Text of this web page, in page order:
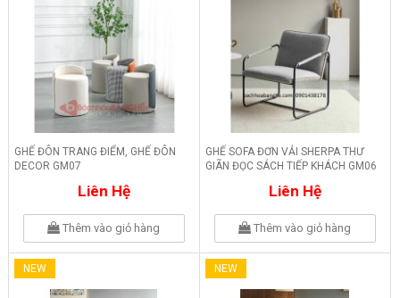
GHẾ ĐÔN TRANG ĐIỂM, GHẾ ĐÔN
DECOR GM07
Liên Hệ
Thêm vào giỏ hàng
GHẾ SOFA ĐƠN VẢI SHERPA THƯ
GIÃN ĐỌC SÁCH TIẾP KHÁCH GM06
Liên Hệ
Thêm vào giỏ hàng
NEW NEW